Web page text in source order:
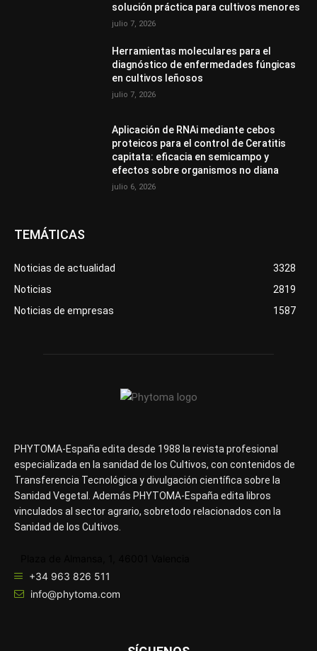
solución práctica para cultivos menores
julio 7, 2026
Herramientas moleculares para el
diagnóstico de enfermedades fúngicas
en cultivos leñosos
julio 7, 2026
Aplicación de RNAi mediante cebos
proteicos para el control de Ceratitis
capitata: eficacia en semicampo y
efectos sobre organismos no diana
julio 6, 2026
TEMÁTICAS
Noticias de actualidad
3328
Noticias
2819
Noticias de empresas
1587
PHYTOMA-España edita desde 1988 la revista profesional
especializada en la sanidad de los Cultivos, con contenidos de
Transferencia Tecnológica y divulgación científica sobre la
Sanidad Vegetal. Además PHYTOMA-España edita libros
vinculados al sector agrario, sobretodo relacionados con la
Sanidad de los Cultivos.
+34 963 826 511
info@phytoma.com